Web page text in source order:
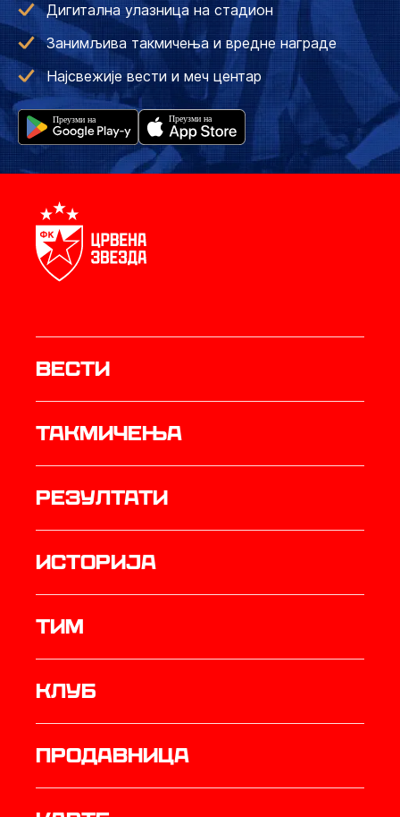
Дигитална улазница на стадион
Занимљива такмичења и вредне награде
Најсвежије вести и меч центар
Вести
Такмичења
резултати
историја
ТИМ
Клуб
продавница